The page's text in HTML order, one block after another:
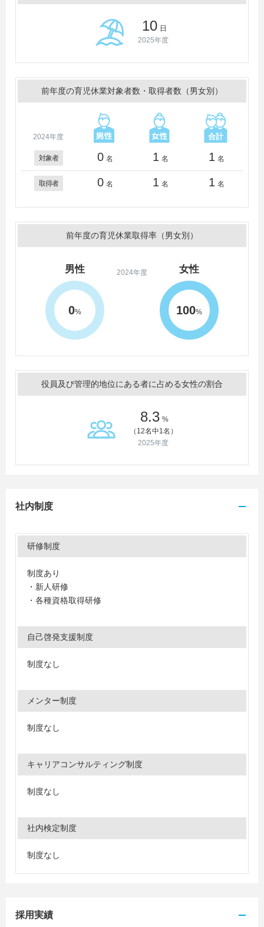
10 日
2025年度
前年度の育児休業対象者数・取得者数（男女別）
2024年度
対象者 0 名 1 名 1 名
取得者 0 名 1 名 1 名
前年度の育児休業取得率（男女別）
2024年度
男性
0%
女性
100%
役員及び管理的地位にある者に占める女性の割合
8.3 %
（12名中1名）
2025年度
社内制度
研修制度
制度あり
・新人研修
・各種資格取得研修
自己啓発支援制度
制度なし
メンター制度
制度なし
キャリアコンサルティング制度
制度なし
社内検定制度
制度なし
採用実績